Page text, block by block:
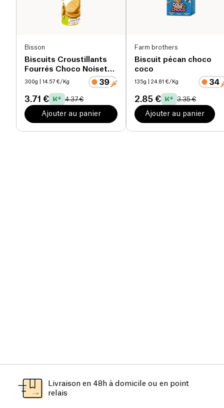
Bisson
Biscuits Croustillants
Fourrés Choco Noisette
bio
300g | 14.57 €/Kg
3.71 € 4.37 €
Ajouter au panier
Farm brothers
Biscuit pécan choco
coco
135g | 24.81 €/Kg
2.85 € 3.35 €
Ajouter au panier
Livraison en 48h à domicile ou en point
relais